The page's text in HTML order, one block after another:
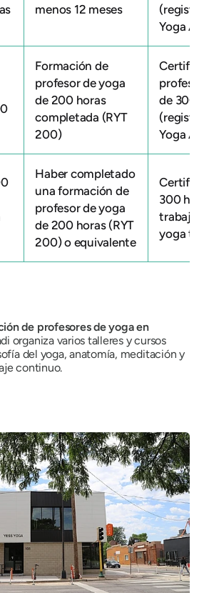
menos 12 meses
Yoga
Formación de
profesor de yoga
de 200 horas
completada (RYT
200)
de 300
Yoga
Haber completado
una formación de
profesor de yoga
de 200 horas (RYT
200) o equivalente
300
trabajo
yoga
de profesores de yoga en
organiza varios talleres y cursos
del yoga, anatomía, meditación y
continuo.